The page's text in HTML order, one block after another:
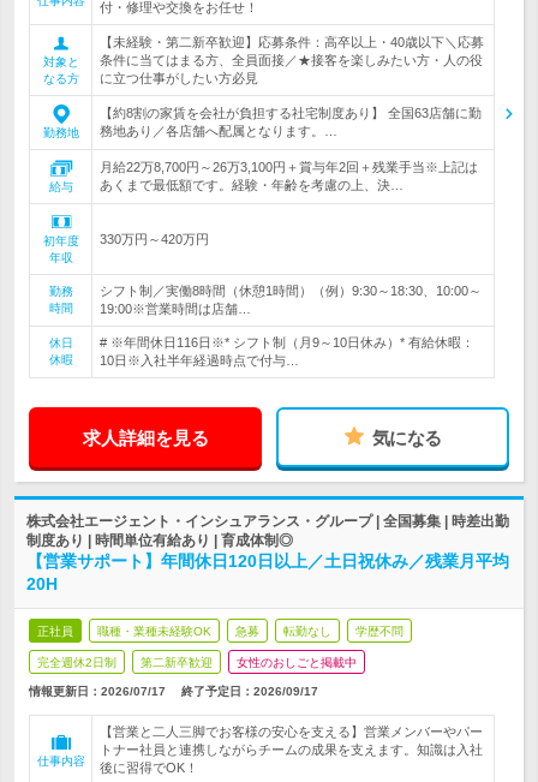
付・修理や交換をお任せ！
対象と
なる方
【未経験・第二新卒歓迎】応募条件：高卒以上・40歳以下＼応募
条件に当てはまる方、全員面接／★接客を楽しみたい方・人の役
に立つ仕事がしたい方必見
勤務地
【約8割の家賃を会社が負担する社宅制度あり】 全国63店舗に勤
務地あり／各店舗へ配属となります。…
給与
月給22万8,700円～26万3,100円＋賞与年2回＋残業手当※上記は
あくまで最低額です。経験・年齢を考慮の上、決…
初年度
年収
330万円～420万円
勤務
時間
シフト制／実働8時間（休憩1時間）（例）9:30～18:30、10:00～
19:00※営業時間は店舗…
休日
休暇
# ※年間休日116日※* シフト制（月9～10日休み）* 有給休暇：
10日※入社半年経過時点で付与…
求人詳細を見る 気になる
株式会社エージェント・インシュアランス・グループ | 全国募集 | 時差出勤
制度あり | 時間単位有給あり | 育成体制◎
【営業サポート】年間休日120日以上／土日祝休み／残業月平均
20H
正社員 職種・業種未経験OK 急募 転勤なし 学歴不問
完全週休2日制 第二新卒歓迎 女性のおしごと掲載中
情報更新日：2026/07/17 終了予定日： 2026/09/17
仕事内容
【営業と二人三脚でお客様の安心を支える】営業メンバーやパー
トナー社員と連携しながらチームの成果を支えます。知識は入社
後に習得でOK！